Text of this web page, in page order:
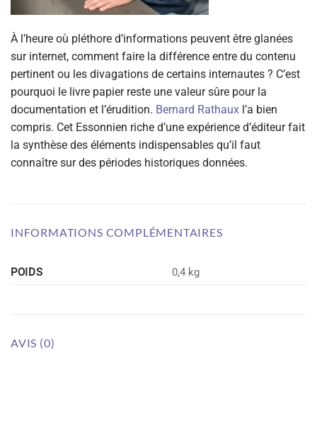
À l’heure où pléthore d’informations peuvent être glanées
sur internet, comment faire la différence entre du contenu
pertinent ou les divagations de certains internautes ? C’est
pourquoi le livre papier reste une valeur sûre pour la
documentation et l’érudition. Bernard Rathaux l’a bien
compris. Cet Essonnien riche d’une expérience d’éditeur fait
la synthèse des éléments indispensables qu’il faut
connaître sur des périodes historiques données.
INFORMATIONS COMPLÉMENTAIRES
POIDS 0,4 kg
AVIS (0)